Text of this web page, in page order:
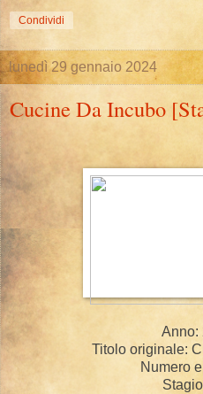
Condividi
lunedì 29 gennaio 2024
Cucine Da Incubo
Anno:
Titolo originale:
Numero